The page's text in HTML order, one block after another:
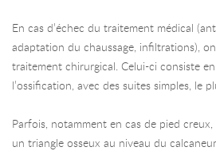
En cas d’échec du traitement médical
adaptation du chaussage, infiltrations),
traitement chirurgical. Celui-ci consiste
l’ossification, avec des suites simples, le
Parfois, notamment en cas de pied
un triangle osseux au niveau du